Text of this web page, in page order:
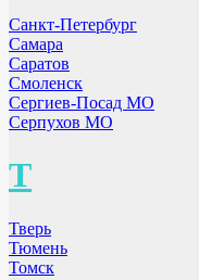
Санкт-Петербург
Самара
Саратов
Смоленск
Сергиев-Посад МО
Серпухов МО
Т
Тверь
Тюмень
Томск